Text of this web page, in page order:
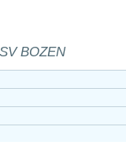
BOZEN